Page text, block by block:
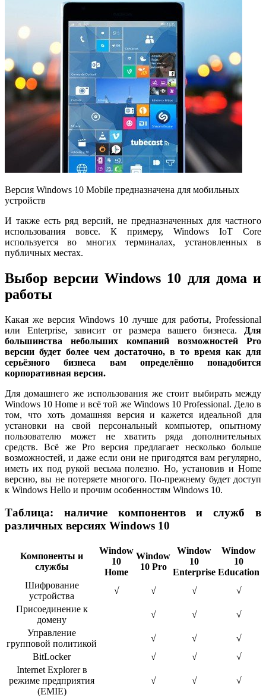
Версия Windows 10 Mobile предназначена для мобильных
устройств
И также есть ряд версий, не предназначенных для частного
использования вовсе. К примеру, Windows IoT Core
используется во многих терминалах, установленных в
публичных местах.
Выбор версии Windows 10 для дома и
работы
Какая же версия Windows 10 лучше для работы, Professional
или Enterprise, зависит от размера вашего бизнеса.
Для
большинства небольших компаний возможностей Pro
версии будет более чем достаточно, в то время как для
серьёзного бизнеса вам определённо понадобится
корпоративная версия.
Для домашнего же использования же стоит выбирать между
Windows 10 Home и всё той же Windows 10 Professional. Дело в
том, что хоть домашняя версия и кажется идеальной для
установки на свой персональный компьютер, опытному
пользователю может не хватить ряда дополнительных
средств. Всё же Pro версия предлагает несколько больше
возможностей, и даже если они не пригодятся вам регулярно,
иметь их под рукой весьма полезно. Но, установив и Home
версию, вы не потеряете многого. По-прежнему будет доступ
к Windows Hello и прочим особенностям Windows 10.
Таблица: наличие компонентов и служб в
различных версиях Windows 10
Компоненты и
службы
Window
10
Home
Window
10 Pro
Window
10
Enterprise
Window
10
Education
Шифрование
устройства
√ √ √
√
Присоединение к
домену
√ √
√
Управление
групповой политикой
√ √
√
BitLocker
√ √
√
Internet Explorer в
режиме предприятия
(EMIE)
√ √ √